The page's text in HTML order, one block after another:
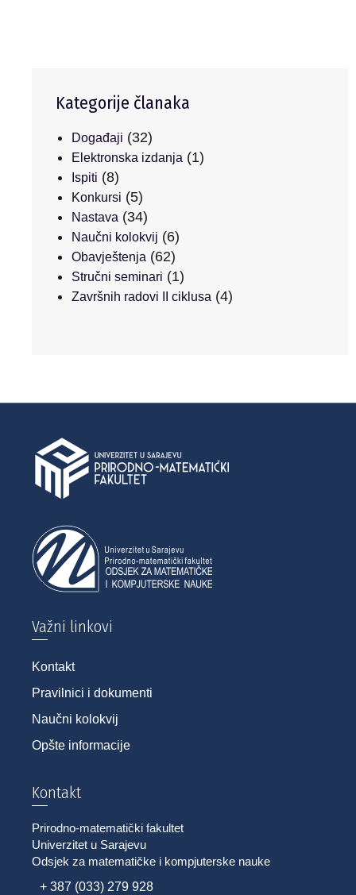
Kategorije članaka
Događaji (32)
Elektronska izdanja (1)
Ispiti (8)
Konkursi (5)
Nastava (34)
Naučni kolokvij (6)
Obavještenja (62)
Stručni seminari (1)
Završnih radovi II ciklusa (4)
Važni linkovi
Kontakt
Pravilnici i dokumenti
Naučni kolokvij
Opšte informacije
Kontakt
Prirodno-matematički fakultet
Univerzitet u Sarajevu
Odsjek za matematičke i kompjuterske nauke
+ 387 (033) 279 928